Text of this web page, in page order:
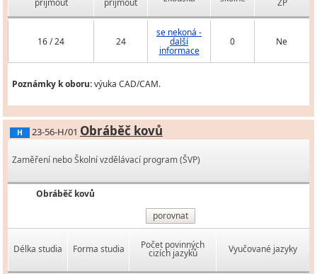
přijmout přijmout ZP
16 / 24 24
se nekoná -
další
informace
0 Ne
Poznámky k oboru:výuka CAD/CAM.
H 23-56-H/01 Obráběč kovů
Zaměření nebo Školní vzdělávací program (ŠVP)
Obráběč kovů
porovnat
Délka studia Forma studia Počet povinných
cizích jazyků Vyučované jazyky